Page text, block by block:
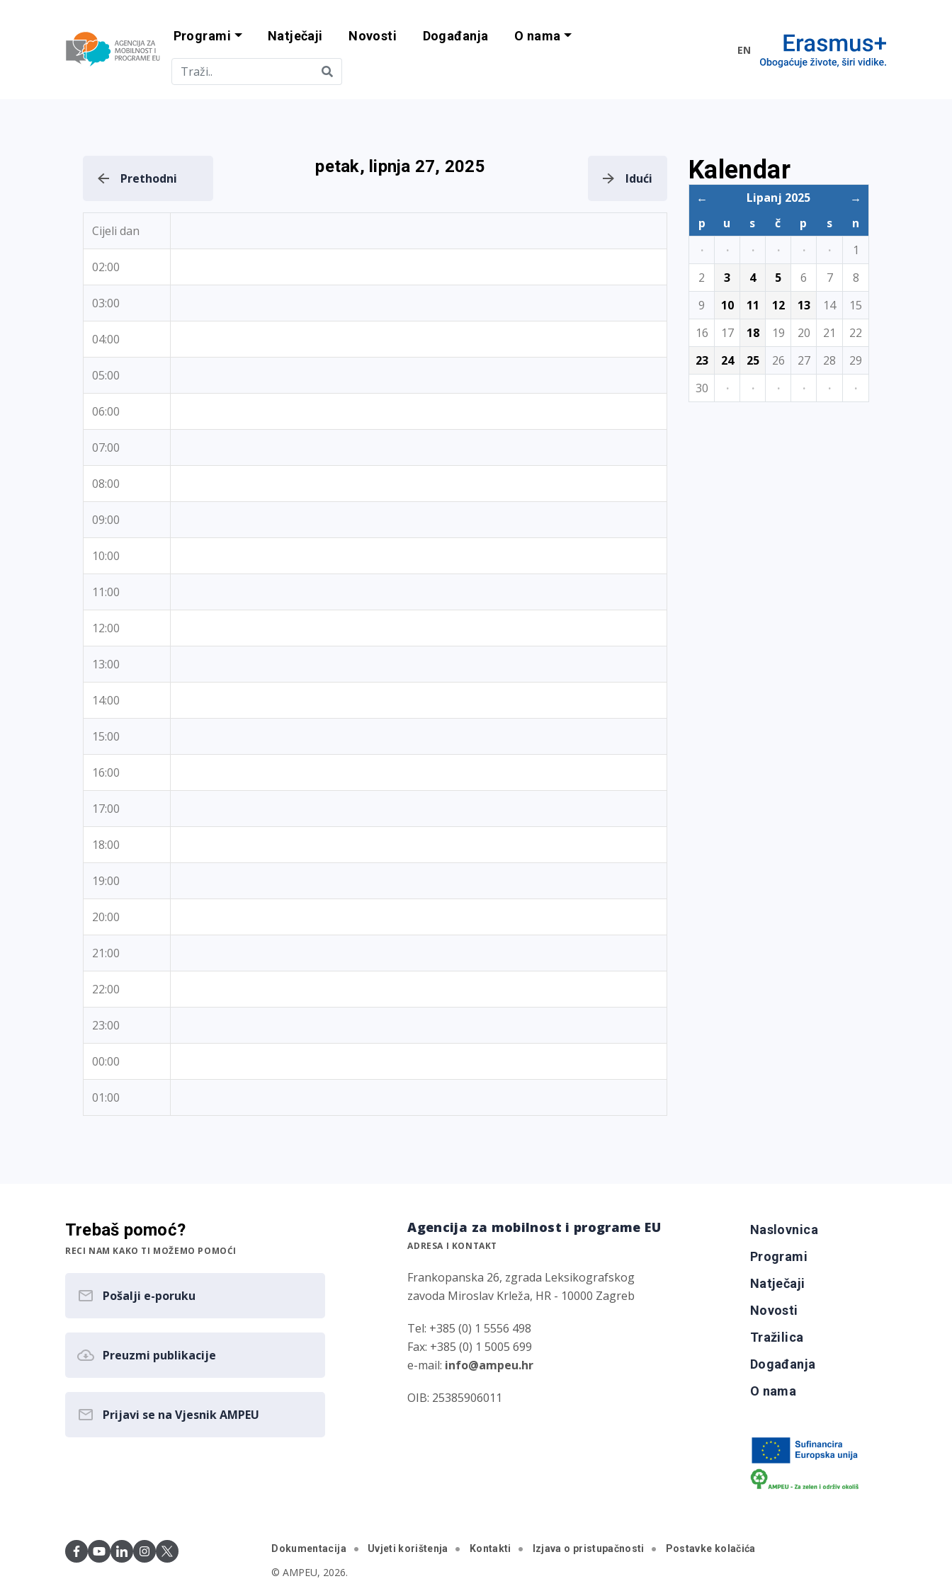
Agencija za mobilnost i programe EU
Programi Natječaji Novosti Događanja O nama
EN
Prethodni
petak, lipnja 27, 2025
Idući
Cijeli dan
02:00
03:00
04:00
05:00
06:00
07:00
08:00
09:00
10:00
11:00
12:00
13:00
14:00
15:00
16:00
17:00
18:00
19:00
20:00
21:00
22:00
23:00
00:00
01:00
Kalendar
← Lipanj 2025
→
p
u s č p s
n
·
· · · · ·
1
2
3 4 5 6 7
8
9
10 11 12 13 14
15
16
17 18 19 20 21
22
23
24 25 26 27 28
29
30
· · · · · ·
Trebaš pomoć?
RECI NAM KAKO TI MOŽEMO POMOĆI
Pošalji e-poruku
Preuzmi publikacije
Prijavi se na Vjesnik AMPEU
Agencija za mobilnost i programe EU
ADRESA I KONTAKT
Frankopanska 26, zgrada Leksikografskog
zavoda Miroslav Krleža, HR - 10000 Zagreb
Tel: +385 (0) 1 5556 498
Fax: +385 (0) 1 5005 699
e-mail: info@ampeu.hr
OIB: 25385906011
Naslovnica
Programi
Natječaji
Novosti
Tražilica
Događanja
O nama
Dokumentacija Uvjeti korištenja Kontakti Izjava o pristupačnosti Postavke kolačića
© AMPEU, 2026.